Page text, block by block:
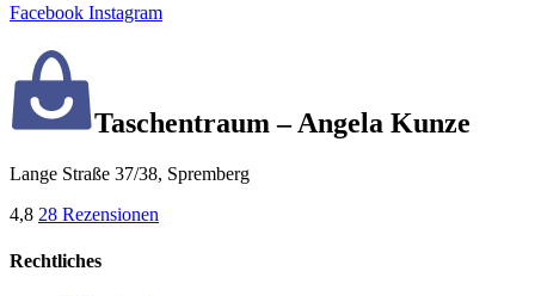
Facebook Instagram
Taschentraum – Angela Kunze
Lange Straße 37/38, Spremberg
4,8 28 Rezensionen
Rechtliches